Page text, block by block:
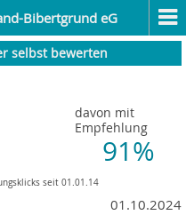
Bibertgrund eG
selbst bewerten
davon mit
Empfehlung
91%
seit 01.01.14
01.10.2024